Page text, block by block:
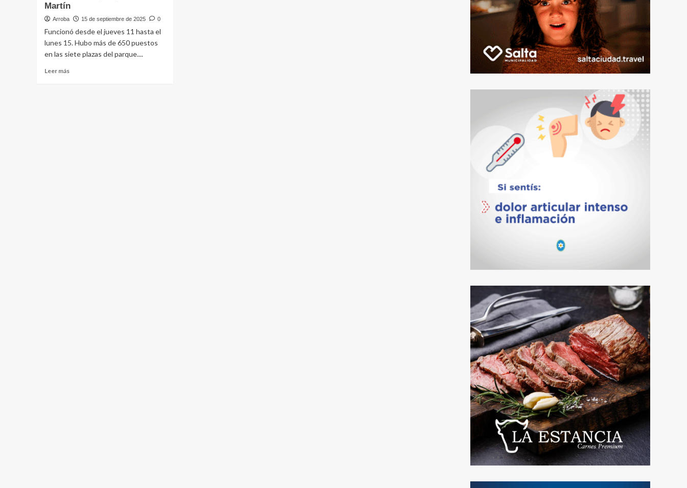
Martín
Arroba 15 de septiembre de 2025 0
Funcionó desde el jueves 11 hasta el
lunes 15. Hubo más de 650 puestos
en las siete plazas del parque....
Leer más